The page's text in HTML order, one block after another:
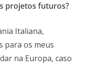
projetos futuros?
Italiana,
para os meus
na Europa, caso